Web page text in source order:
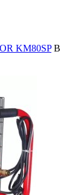
KM80SP В